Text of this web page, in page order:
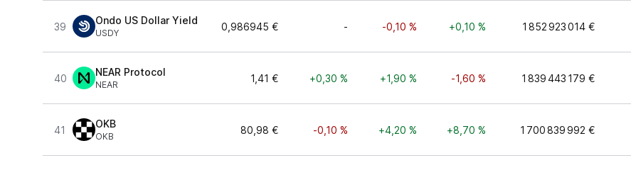
39
Ondo US Dollar Yield
USDY
0,986945 € - -0,10 % +0,10 % 1 852 923 014 €
40
NEAR Protocol
NEAR
1,41 € +0,30 % +1,90 % -1,60 % 1 839 443 179 €
41
OKB
OKB
80,98 € -0,10 % +4,20 % +8,70 % 1 700 839 992 €